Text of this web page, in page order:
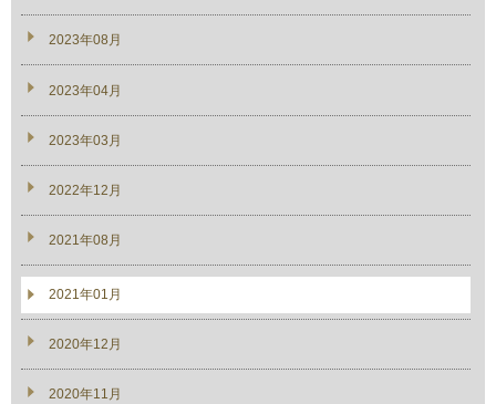
2023年08月
2023年04月
2023年03月
2022年12月
2021年08月
2021年01月
2020年12月
2020年11月